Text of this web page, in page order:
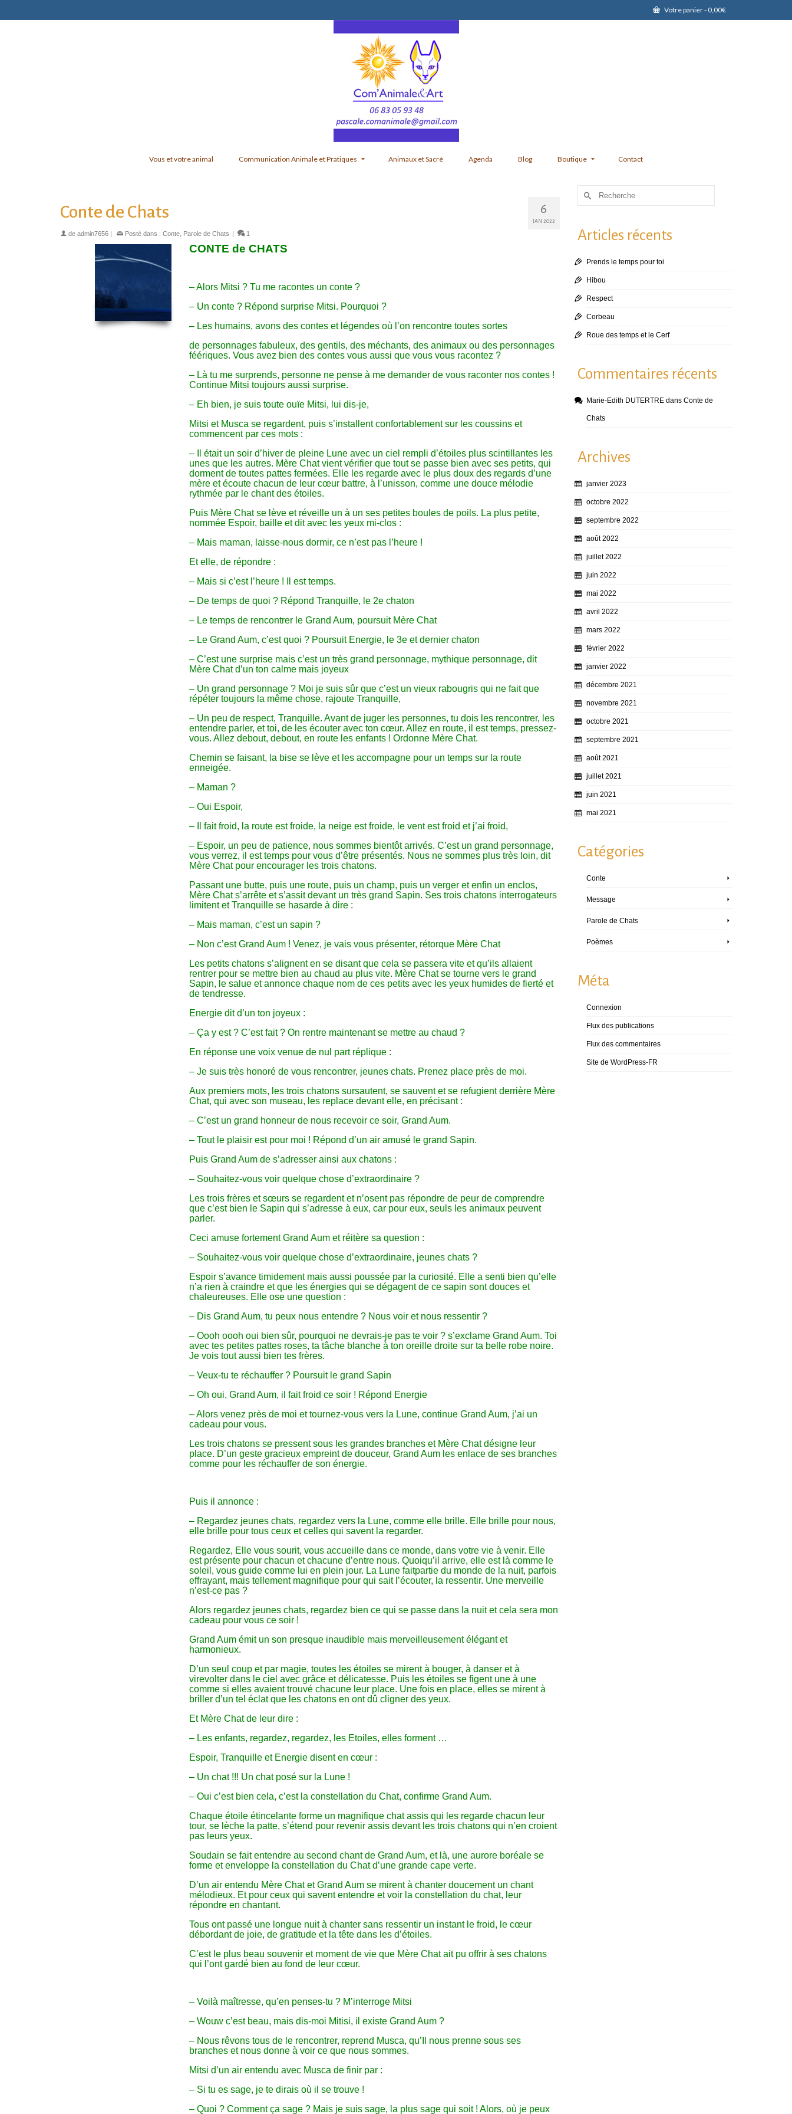
Votre panier- 0,00€
Vous et votre animal Communication Animale et Pratiques Animaux et Sacré Agenda Blog Boutique Contact
6
JAN 2022
Conte de Chats
de admin7656 | Posté dans : Conte Parole de Chats | 1
CONTE de CHATS
– Alors Mitsi ? Tu me racontes un conte ?
– Un conte ? Répond surprise Mitsi. Pourquoi ?
– Les humains, avons des contes et légendes où l’on rencontre toutes sortes
de personnages fabuleux, des gentils, des méchants, des animaux ou des personnages
féériques. Vous avez bien des contes vous aussi que vous vous racontez ?
– Là tu me surprends, personne ne pense à me demander de vous raconter nos contes !
Continue Mitsi toujours aussi surprise.
– Eh bien, je suis toute ouïe Mitsi, lui dis-je,
Mitsi et Musca se regardent, puis s’installent confortablement sur les coussins et
commencent par ces mots :
– Il était un soir d’hiver de pleine Lune avec un ciel rempli d’étoiles plus scintillantes les
unes que les autres. Mère Chat vient vérifier que tout se passe bien avec ses petits, qui
dorment de toutes pattes fermées. Elle les regarde avec le plus doux des regards d’une
mère et écoute chacun de leur cœur battre, à l’unisson, comme une douce mélodie
rythmée par le chant des étoiles.
Puis Mère Chat se lève et réveille un à un ses petites boules de poils. La plus petite,
nommée Espoir, baille et dit avec les yeux mi-clos :
– Mais maman, laisse-nous dormir, ce n’est pas l’heure !
Et elle, de répondre :
– Mais si c’est l’heure ! Il est temps.
– De temps de quoi ? Répond Tranquille, le 2e chaton
– Le temps de rencontrer le Grand Aum, poursuit Mère Chat
– Le Grand Aum, c’est quoi ? Poursuit Energie, le 3e et dernier chaton
– C’est une surprise mais c’est un très grand personnage, mythique personnage, dit
Mère Chat d’un ton calme mais joyeux
– Un grand personnage ? Moi je suis sûr que c’est un vieux rabougris qui ne fait que
répéter toujours la même chose, rajoute Tranquille,
– Un peu de respect, Tranquille. Avant de juger les personnes, tu dois les rencontrer, les
entendre parler, et toi, de les écouter avec ton cœur. Allez en route, il est temps, pressez-
vous. Allez debout, debout, en route les enfants ! Ordonne Mère Chat.
Chemin se faisant, la bise se lève et les accompagne pour un temps sur la route
enneigée.
– Maman ?
– Oui Espoir,
– Il fait froid, la route est froide, la neige est froide, le vent est froid et j’ai froid,
– Espoir, un peu de patience, nous sommes bientôt arrivés. C’est un grand personnage,
vous verrez, il est temps pour vous d’être présentés. Nous ne sommes plus très loin, dit
Mère Chat pour encourager les trois chatons.
Passant une butte, puis une route, puis un champ, puis un verger et enfin un enclos,
Mère Chat s’arrête et s’assit devant un très grand Sapin. Ses trois chatons interrogateurs
limitent et Tranquille se hasarde à dire :
– Mais maman, c’est un sapin ?
– Non c’est Grand Aum ! Venez, je vais vous présenter, rétorque Mère Chat
Les petits chatons s’alignent en se disant que cela se passera vite et qu’ils allaient
rentrer pour se mettre bien au chaud au plus vite. Mère Chat se tourne vers le grand
Sapin, le salue et annonce chaque nom de ces petits avec les yeux humides de fierté et
de tendresse.
Energie dit d’un ton joyeux :
– Ça y est ? C’est fait ? On rentre maintenant se mettre au chaud ?
En réponse une voix venue de nul part réplique :
– Je suis très honoré de vous rencontrer, jeunes chats. Prenez place près de moi.
Aux premiers mots, les trois chatons sursautent, se sauvent et se refugient derrière Mère
Chat, qui avec son museau, les replace devant elle, en précisant :
– C’est un grand honneur de nous recevoir ce soir, Grand Aum.
– Tout le plaisir est pour moi ! Répond d’un air amusé le grand Sapin.
Puis Grand Aum de s’adresser ainsi aux chatons :
– Souhaitez-vous voir quelque chose d’extraordinaire ?
Les trois frères et sœurs se regardent et n’osent pas répondre de peur de comprendre
que c’est bien le Sapin qui s’adresse à eux, car pour eux, seuls les animaux peuvent
parler.
Ceci amuse fortement Grand Aum et réitère sa question :
– Souhaitez-vous voir quelque chose d’extraordinaire, jeunes chats ?
Espoir s’avance timidement mais aussi poussée par la curiosité. Elle a senti bien qu’elle
n’a rien à craindre et que les énergies qui se dégagent de ce sapin sont douces et
chaleureuses. Elle ose une question :
– Dis Grand Aum, tu peux nous entendre ? Nous voir et nous ressentir ?
– Oooh oooh oui bien sûr, pourquoi ne devrais-je pas te voir ? s’exclame Grand Aum. Toi
avec tes petites pattes roses, ta tâche blanche à ton oreille droite sur ta belle robe noire.
Je vois tout aussi bien tes frères.
– Veux-tu te réchauffer ? Poursuit le grand Sapin
– Oh oui, Grand Aum, il fait froid ce soir ! Répond Energie
– Alors venez près de moi et tournez-vous vers la Lune, continue Grand Aum, j’ai un
cadeau pour vous.
Les trois chatons se pressent sous les grandes branches et Mère Chat désigne leur
place. D’un geste gracieux empreint de douceur, Grand Aum les enlace de ses branches
comme pour les réchauffer de son énergie.
Puis il annonce :
– Regardez jeunes chats, regardez vers la Lune, comme elle brille. Elle brille pour nous,
elle brille pour tous ceux et celles qui savent la regarder.
Regardez, Elle vous sourit, vous accueille dans ce monde, dans votre vie à venir. Elle
est présente pour chacun et chacune d’entre nous. Quoiqu’il arrive, elle est là comme le
soleil, vous guide comme lui en plein jour. La Lune faitpartie du monde de la nuit, parfois
effrayant, mais tellement magnifique pour qui sait l’écouter, la ressentir. Une merveille
n’est-ce pas ?
Alors regardez jeunes chats, regardez bien ce qui se passe dans la nuit et cela sera mon
cadeau pour vous ce soir !
Grand Aum émit un son presque inaudible mais merveilleusement élégant et
harmonieux.
D’un seul coup et par magie, toutes les étoiles se mirent à bouger, à danser et à
virevolter dans le ciel avec grâce et délicatesse. Puis les étoiles se figent une à une
comme si elles avaient trouvé chacune leur place. Une fois en place, elles se mirent à
briller d’un tel éclat que les chatons en ont dû cligner des yeux.
Et Mère Chat de leur dire :
– Les enfants, regardez, regardez, les Etoiles, elles forment …
Espoir, Tranquille et Energie disent en cœur :
– Un chat !!! Un chat posé sur la Lune !
– Oui c’est bien cela, c’est la constellation du Chat, confirme Grand Aum.
Chaque étoile étincelante forme un magnifique chat assis qui les regarde chacun leur
tour, se lèche la patte, s’étend pour revenir assis devant les trois chatons qui n’en croient
pas leurs yeux.
Soudain se fait entendre au second chant de Grand Aum, et là, une aurore boréale se
forme et enveloppe la constellation du Chat d’une grande cape verte.
D’un air entendu Mère Chat et Grand Aum se mirent à chanter doucement un chant
mélodieux. Et pour ceux qui savent entendre et voir la constellation du chat, leur
répondre en chantant.
Tous ont passé une longue nuit à chanter sans ressentir un instant le froid, le cœur
débordant de joie, de gratitude et la tête dans les d’étoiles.
C’est le plus beau souvenir et moment de vie que Mère Chat ait pu offrir à ses chatons
qui l’ont gardé bien au fond de leur cœur.
– Voilà maîtresse, qu’en penses-tu ? M’interroge Mitsi
– Wouw c’est beau, mais dis-moi Mitisi, il existe Grand Aum ?
– Nous rêvons tous de le rencontrer, reprend Musca, qu’Il nous prenne sous ses
branches et nous donne à voir ce que nous sommes.
Mitsi d’un air entendu avec Musca de finir par :
– Si tu es sage, je te dirais où il se trouve !
– Quoi ? Comment ça sage ? Mais je suis sage, la plus sage qui soit ! Alors, où je peux
Articles récents
Prends le temps pour toi
Hibou
Respect
Corbeau
Roue des temps et le Cerf
Commentaires récents
Marie-Edith DUTERTREdans Conte de
Chats
Archives
janvier 2023
octobre 2022
septembre 2022
août 2022
juillet 2022
juin 2022
mai 2022
avril 2022
mars 2022
février 2022
janvier 2022
décembre 2021
novembre 2021
octobre 2021
septembre 2021
août 2021
juillet 2021
juin 2021
mai 2021
Catégories
Conte
Message
Parole de Chats
Poèmes
Méta
Connexion
Flux des publications
Flux des commentaires
Site de WordPress-FR